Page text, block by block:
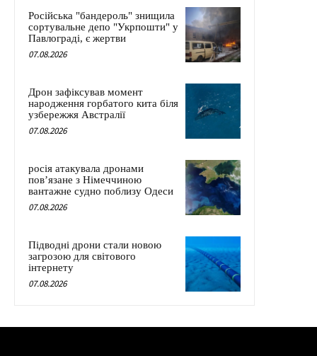
Російська "бандероль" знищила
сортувальне депо "Укрпошти" у
Павлограді, є жертви
07.08.2026
Дрон зафіксував момент
народження горбатого кита біля
узбережжя Австралії
07.08.2026
росія атакувала дронами
пов’язане з Німеччиною
вантажне судно поблизу Одеси
07.08.2026
Підводні дрони стали новою
загрозою для світового
інтернету
07.08.2026